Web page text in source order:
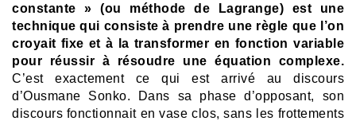
constante » (ou méthode de Lagrange) est une
technique qui consiste à prendre une règle que l’on
croyait fixe et à la transformer en fonction variable
pour réussir à résoudre une équation complexe.
C’est exactement ce qui est arrivé au discours
d’Ousmane Sonko. Dans sa phase d’opposant, son
discours fonctionnait en vase clos, sans les frottements